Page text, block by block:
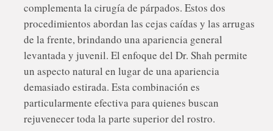
complementa la cirugía de párpados. Estos dos
procedimientos abordan las cejas caídas y las arrugas
de la frente, brindando una apariencia general
levantada y juvenil. El enfoque del Dr. Shah permite
un aspecto natural en lugar de una apariencia
demasiado estirada. Esta combinación es
particularmente efectiva para quienes buscan
rejuvenecer toda la parte superior del rostro.